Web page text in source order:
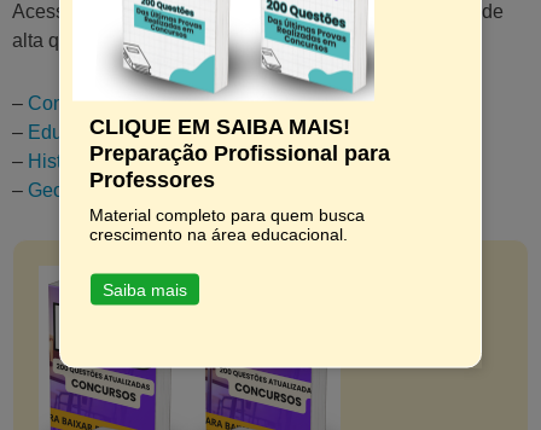
Acesse os links abaixo e encontre materiais de estudo de
alta qualidade em diversas áreas:
– Conhecimentos Pedagógicos – Preparatório
– Educação Física – Concursos e Seleções
– História – Concursos e Seleções
– Geografia – Concursos e Seleções
CLIQUE EM SAIBA MAIS!
Preparação Profissional para
Professores
Material completo para quem busca
crescimento na área educacional.
Saiba mais